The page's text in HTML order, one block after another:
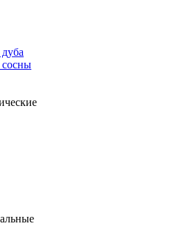
сосны